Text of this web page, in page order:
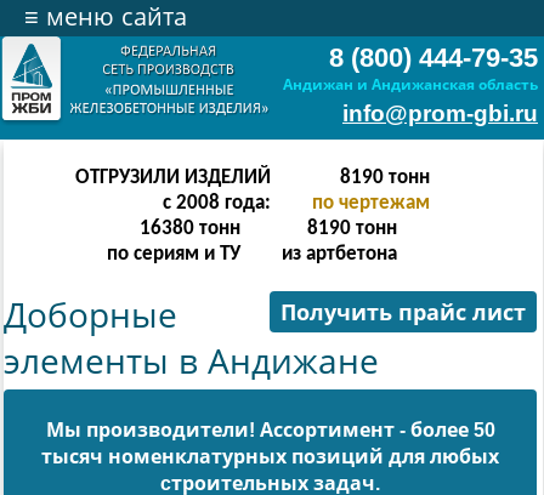
8 (800) 444-79-35
Андижан и Андижанская область
info@prom-gbi.ru
≡ меню сайта
ОТГРУЗИЛИ ИЗДЕЛИЙ
с 2008 года:
16382тонн
по чертежам
32764 тонн
по сериям и ТУ
16382 тонн
из артбетона
Получить прайс лист
Доборные
элементы в Андижане
Мы производители! Ассортимент - более 50
тысяч номенклатурных позиций для любых
cтроительных задач.